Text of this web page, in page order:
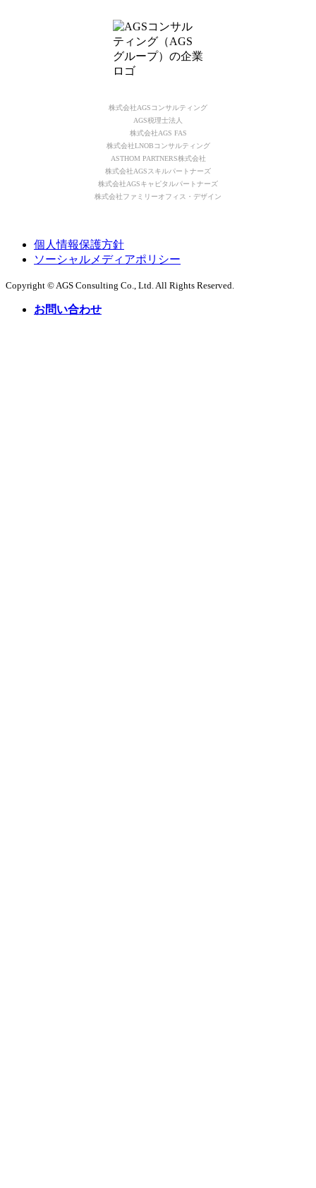
株式会社AGSコンサルティング
AGS税理士法人
株式会社AGS FAS
株式会社LNOBコンサルティング
ASTHOM PARTNERS株式会社
株式会社AGSスキルパートナーズ
株式会社AGSキャピタルパートナーズ
株式会社ファミリーオフィス・デザイン
個人情報保護方針
ソーシャルメディアポリシー
Copyright © AGS Consulting Co., Ltd. All Rights Reserved.
お問い合わせ